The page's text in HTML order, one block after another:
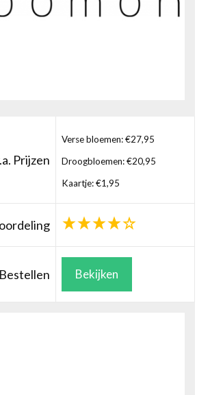
Prijzen
Verse bloemen: €27,95
Droogbloemen: €20,95
Kaartje: €1,95
Bestellen Bekijken